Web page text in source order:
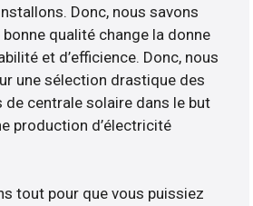
Donc, nous savons
qualité change la donne
et d’efficience. Donc, nous
une sélection drastique des
centrale solaire dans le but
production d’électricité
tout pour que vous puissiez